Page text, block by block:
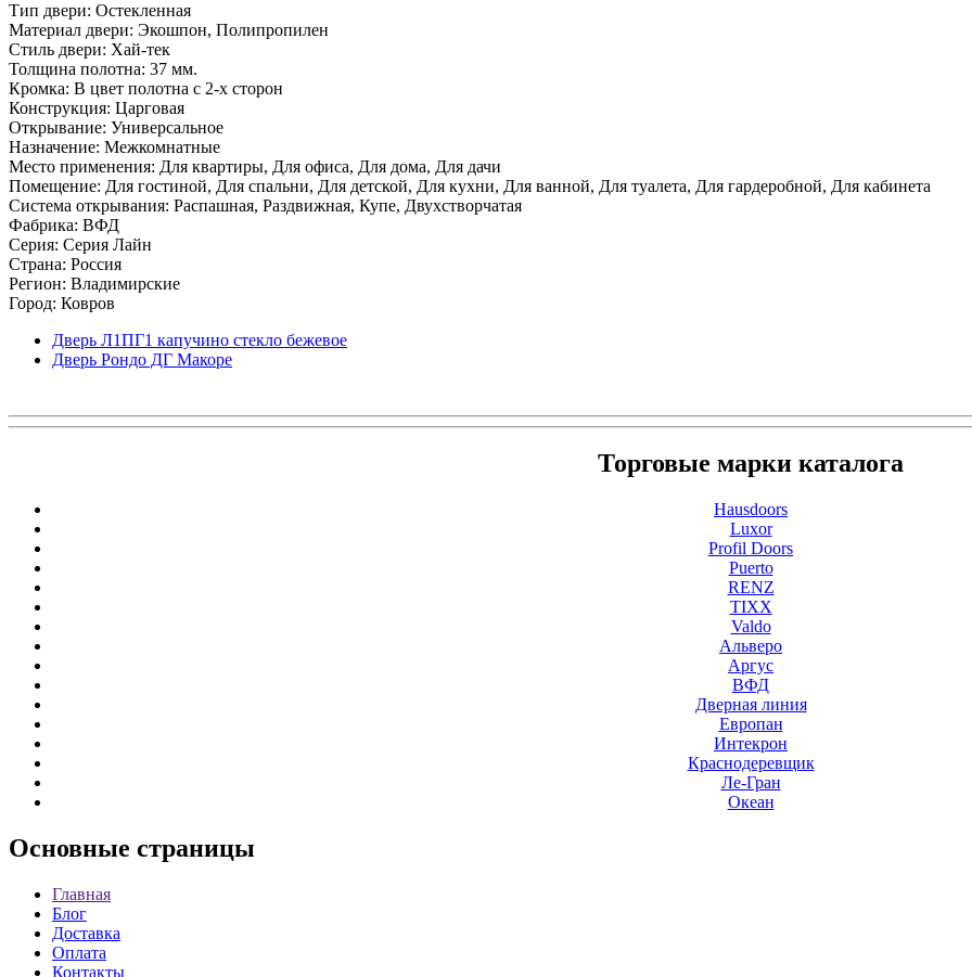
Тип двери: Остекленная
Материал двери: Экошпон, Полипропилен
Стиль двери: Хай-тек
Толщина полотна: 37 мм.
Кромка: В цвет полотна с 2-х сторон
Конструкция: Царговая
Открывание: Универсальное
Назначение: Межкомнатные
Место применения: Для квартиры, Для офиса, Для дома, Для дачи
Помещение: Для гостиной, Для спальни, Для детской, Для кухни, Для ванной, Для туалета, Для гардеробной, Для кабинета
Система открывания: Распашная, Раздвижная, Купе, Двухстворчатая
Фабрика: ВФД
Серия: Серия Лайн
Страна: Россия
Регион: Владимирские
Город: Ковров
Дверь Л1ПГ1 капучино стекло бежевое
Дверь Рондо ДГ Макоре
Торговые марки каталога
Hausdoors
Luxor
Profil Doors
Puerto
RENZ
TIXX
Valdo
Альверо
Аргус
ВФД
Дверная линия
Европан
Интекрон
Краснодеревщик
Ле-Гран
Океан
Основные страницы
Главная
Блог
Доставка
Оплата
Контакты